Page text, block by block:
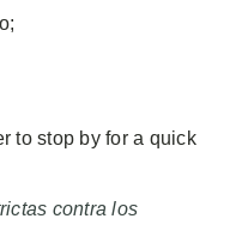
contra los